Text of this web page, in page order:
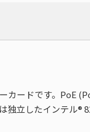
カードです。PoE
独立したインテル®